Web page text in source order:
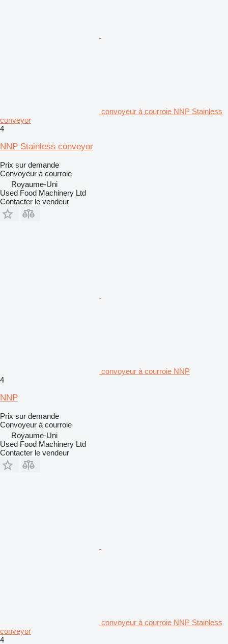
convoyeur à courroie NNP Stainless
conveyor
4
NNP Stainless conveyor
Prix sur demande
Convoyeur à courroie
Royaume-Uni
Used Food Machinery Ltd
Contacter le vendeur
convoyeur à courroie NNP
4
NNP
Prix sur demande
Convoyeur à courroie
Royaume-Uni
Used Food Machinery Ltd
Contacter le vendeur
convoyeur à courroie NNP Stainless
conveyor
4